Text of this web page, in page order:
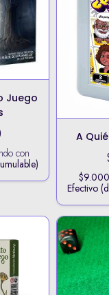
Juego
con
A
Efectivo